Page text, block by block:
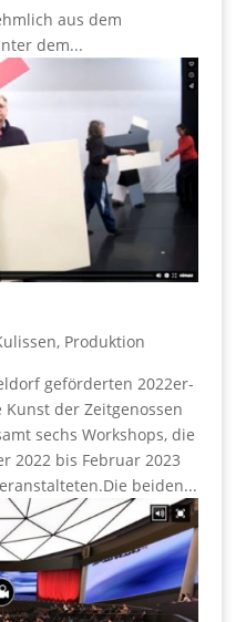
aus dem
dem...
, Produktion
geförderten 2022er-
Kunst der Zeitgenossen
sechs Workshops, die
2022 bis Februar 2023
beiden...